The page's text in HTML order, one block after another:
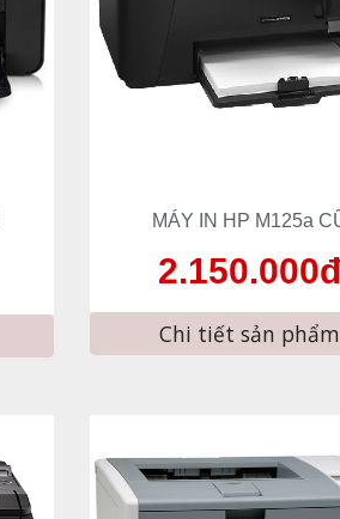
MÁY IN HP M125a
2.150.000đ
Chi tiết sản phẩm